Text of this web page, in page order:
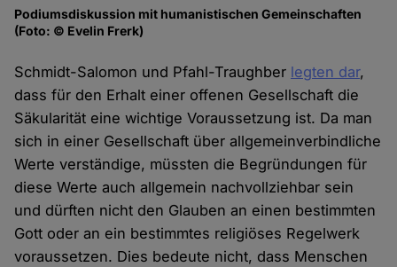
Podiumsdiskussion mit humanistischen Gemeinschaften
(Foto: © Evelin Frerk)
Schmidt-Salomon und Pfahl-Traughber legten dar,
dass für den Erhalt einer offenen Gesellschaft die
Säkularität eine wichtige Voraussetzung ist. Da man
sich in einer Gesellschaft über allgemeinverbindliche
Werte verständige, müssten die Begründungen für
diese Werte auch allgemein nachvollziehbar sein
und dürften nicht den Glauben an einen bestimmten
Gott oder an ein bestimmtes religiöses Regelwerk
voraussetzen. Dies bedeute nicht, dass Menschen